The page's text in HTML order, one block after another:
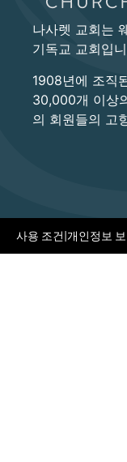
나사렛 교회는
기독교 교회입
1908년에 조직
30,000개 이상
의 회원들의 고
사용 조건|개인정보